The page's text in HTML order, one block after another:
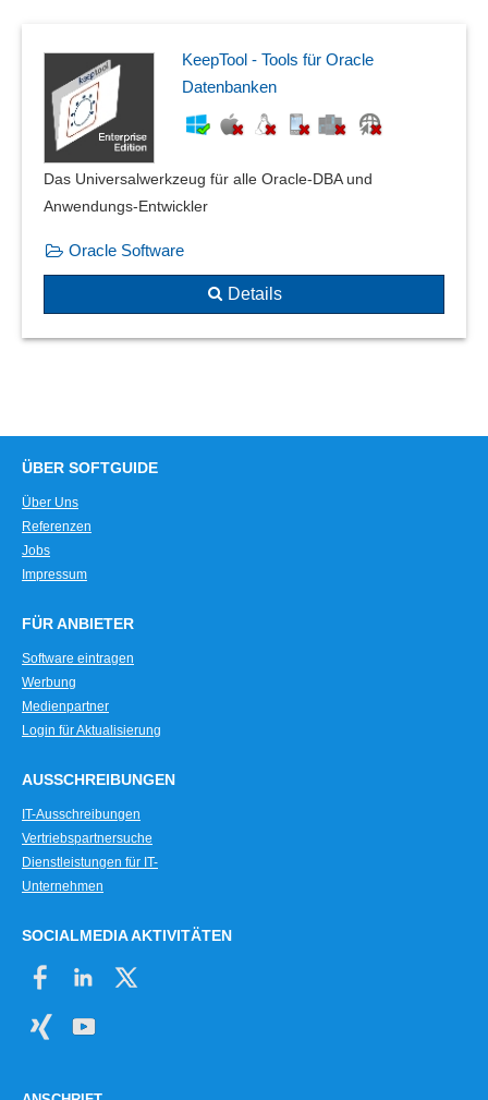
KeepTool - Tools für Oracle
Datenbanken
Das Universalwerkzeug für alle Oracle-DBA und
Anwendungs-Entwickler
Oracle Software
Details
ÜBER SOFTGUIDE
Über Uns
Referenzen
Jobs
Impressum
FÜR ANBIETER
Software eintragen
Werbung
Medienpartner
Login für Aktualisierung
AUSSCHREIBUNGEN
IT-Ausschreibungen
Vertriebspartnersuche
Dienstleistungen für IT-
Unternehmen
SOCIALMEDIA AKTIVITÄTEN